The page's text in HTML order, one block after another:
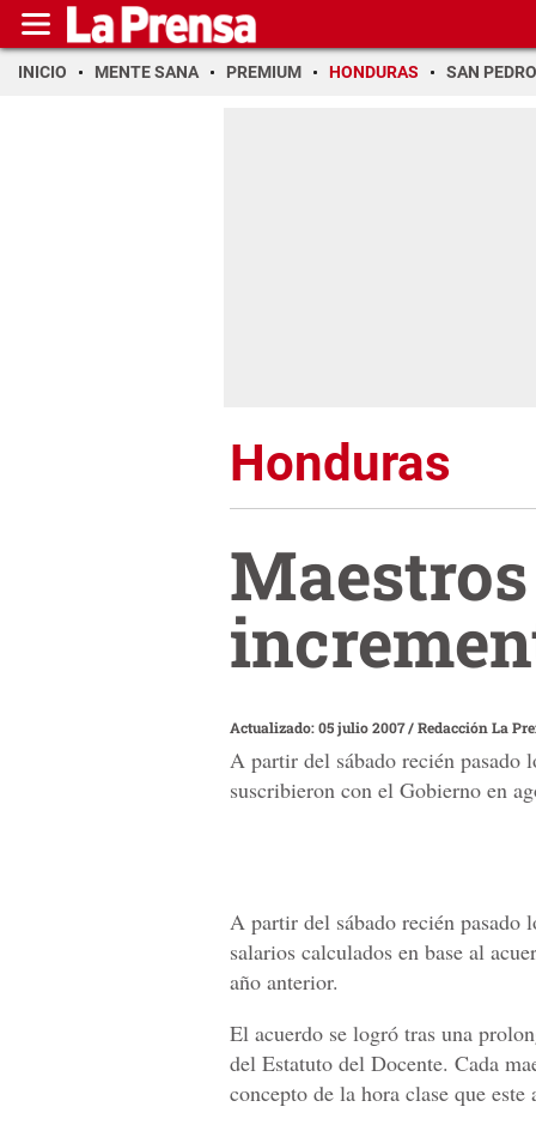
INICIO MENTE SANA PREMIUM HONDURAS SAN PEDRO
Honduras
Actualizado: 05 julio 2007/Redacción La
A partir del sábado recién pasado
suscribieron con el Gobierno en
A partir del sábado recién pasado
salarios calculados en base al
año anterior.
El acuerdo se logró tras una
del Estatuto del Docente. Cada
concepto de la hora clase que